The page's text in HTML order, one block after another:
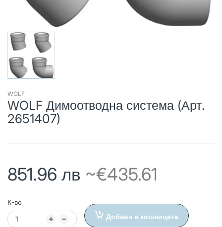
WOLF
WOLF Димоотводна система (Арт.
2651407)
851.96 лв ~€435.61
К-во
Добави в кошницата